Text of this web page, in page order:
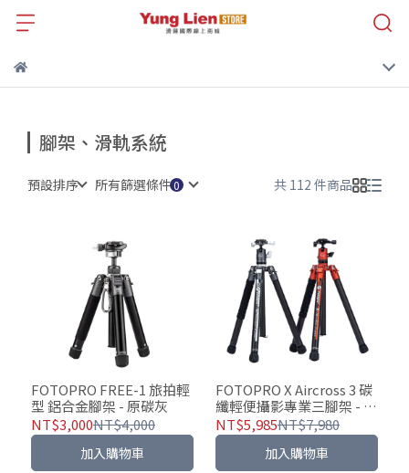
腳架、滑軌系統
預設排序 所有篩選條件 共 112 件商品
FOTOPRO FREE-1 旅拍輕
型 鋁合金腳架 - 原碳灰
NT$3,000NT$4,000
加入購物車
FOTOPRO X Aircross 3 碳
纖輕便攝影專業三腳架 - 高
效穩定攝影利器【贈迷你
補光燈】
NT$5,985NT$7,980
加入購物車